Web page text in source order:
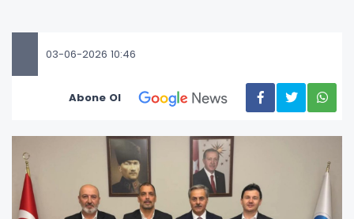
03-06-2026 10:46
Abone Ol